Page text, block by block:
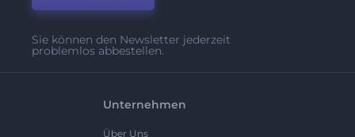
Sie können den Newsletter jederzeit
problemlos abbestellen.
Unternehmen
Über Uns